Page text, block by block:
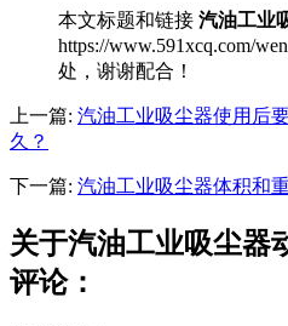
本文标题和链接 汽油工业
https://www.591xcq.com/
处，谢谢配合！
上一篇: 汽油工业吸尘器使用后
久？
下一篇: 汽油工业吸尘器体积和
关于汽油工业吸尘器
评论：